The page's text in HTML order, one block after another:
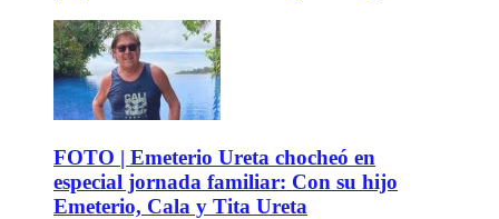
FOTO | Emeterio Ureta chocheó en
especial jornada familiar: Con su hijo
Emeterio, Cala y Tita Ureta